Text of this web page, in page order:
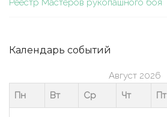
Реестр Мастеров рукопашного боя
Календарь событий
Август 2026
Пн
Вт Ср Чт Пт